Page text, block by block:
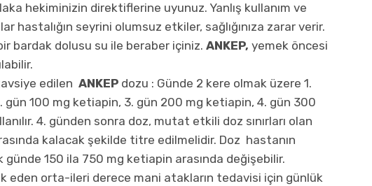
hekiminizin direktiflerine uyunuz. Yanlış kullanım ve
hastalığın seyrini olumsuz etkiler, sağlığınıza zarar verir.
bardak dolusu su ile beraber içiniz. ANKEP, yemek öncesi
edilen ANKEP dozu : Günde 2 kere olmak üzere 1.
gün 100 mg ketiapin, 3. gün 200 mg ketiapin, 4. gün 300
4. günden sonra doz, mutat etkili doz sınırları olan
kalacak şekilde titre edilmelidir. Doz hastanın
günde 150 ila 750 mg ketiapin arasında değişebilir.
eden orta-ileri derece mani atakların tedavisi için günlük